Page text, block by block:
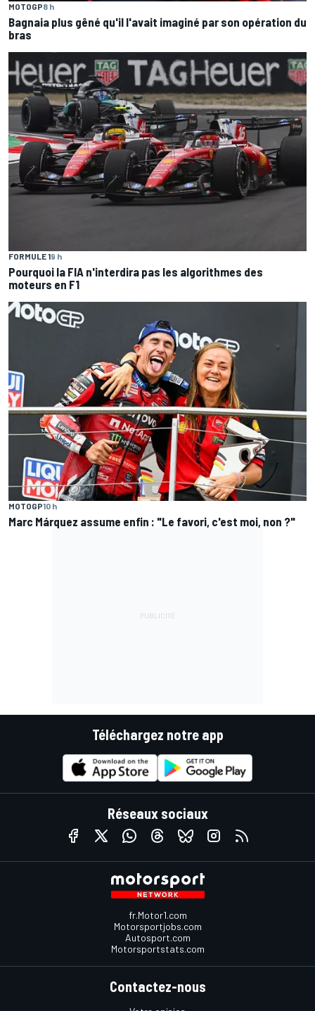
MOTOGP8 h
Bagnaia plus gêné qu'il l'avait imaginé par son opération du
bras
FORMULE 19 h
Pourquoi la FIA n'interdira pas les algorithmes des
moteurs en F1
MOTOGP10 h
Marc Márquez assume enfin : "Le favori, c'est moi, non ?"
Téléchargez notre app
Réseaux sociaux
fr.Motor1.com
Motorsportjobs.com
Autosport.com
Motorsportstats.com
Contactez-nous